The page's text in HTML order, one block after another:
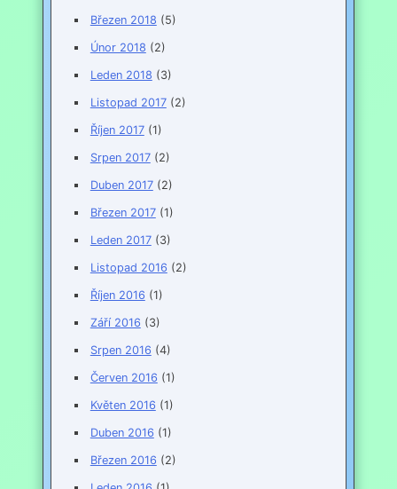
Březen 2018 (5)
Únor 2018 (2)
Leden 2018 (3)
Listopad 2017(2)
Říjen 2017(1)
Srpen 2017(2)
Duben 2017(2)
Březen 2017(1)
Leden 2017(3)
Listopad 2016 (2)
Říjen 2016 (1)
Září 2016 (3)
Srpen 2016 (4)
Červen 2016 (1)
Květen 2016 (1)
Duben 2016 (1)
Březen 2016 (2)